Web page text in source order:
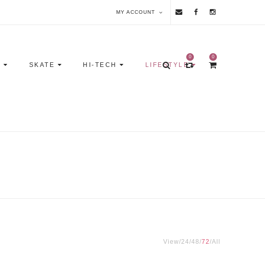
MY ACCOUNT
SKATE HI-TECH LIFESTYLE
0
0
View 24 48 72 All